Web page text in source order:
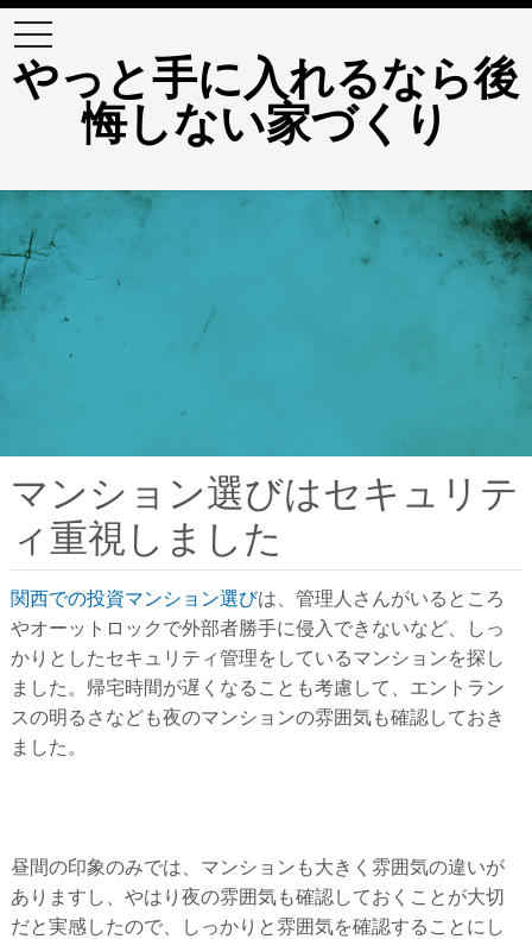
やっと手に入れるなら後
悔しない家づくり
t
o
g
g
l
i
g
a
t
i
o
マンション選びはセキュリテ
ィ重視しました
関西での投資マンション選びは、管理人さんがいるところ
やオーットロックで外部者勝手に侵入できないなど、しっ
かりとしたセキュリティ管理をしているマンションを探し
ました。帰宅時間が遅くなることも考慮して、エントラン
スの明るさなども夜のマンションの雰囲気も確認しておき
ました。
昼間の印象のみでは、マンションも大きく雰囲気の違いが
ありますし、やはり夜の雰囲気も確認しておくことが大切
だと実感したので、しっかりと雰囲気を確認することにし